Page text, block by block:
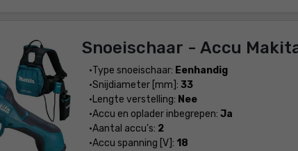
Snoeischaar - Accu
Type snoeischaar: Eenhandig
Snijdiameter [mm]: 33
Lengte verstelling: Nee
Accu en oplader inbegrepen: Ja
Aantal accu's: 2
Accu spanning [V]: 18